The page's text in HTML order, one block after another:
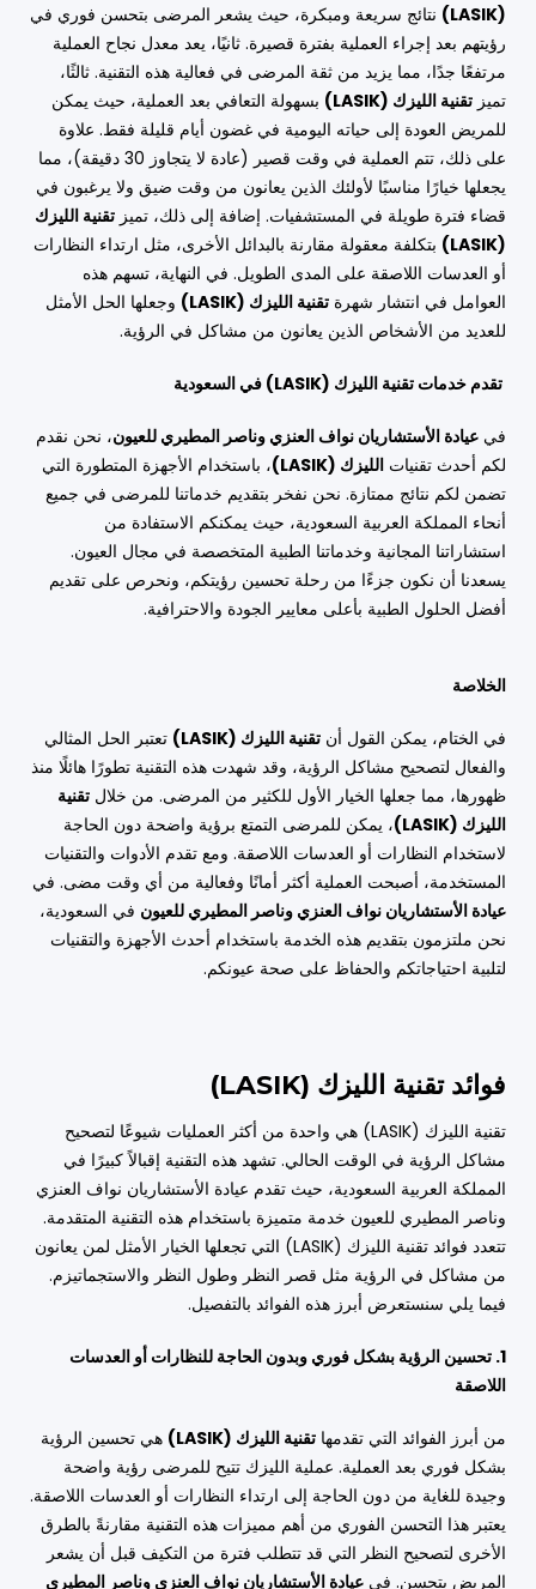
(LASIK)
نتائج سريعة ومبكرة، حيث يشعر المرضى بتحسن فوري في
رؤيتهم بعد إجراء العملية بفترة قصيرة. ثانيًا، يعد معدل نجاح العملية
مرتفعًا جدًا، مما يزيد من ثقة المرضى في فعالية هذه التقنية. ثالثًا،
تميز تقنية الليزك (LASIK)
بسهولة التعافي بعد العملية، حيث يمكن
للمريض العودة إلى حياته اليومية في غضون أيام قليلة فقط. علاوة
على ذلك، تتم العملية في وقت قصير (عادة لا يتجاوز 30 دقيقة)، مما
يجعلها خيارًا مناسبًا لأولئك الذين يعانون من وقت ضيق ولا يرغبون في
قضاء فترة طويلة في المستشفيات. إضافة إلى ذلك، تميز تقنية الليزك
(LASIK)
بتكلفة معقولة مقارنة بالبدائل الأخرى، مثل ارتداء النظارات
أو العدسات اللاصقة على المدى الطويل. في النهاية، تسهم هذه
العوامل في انتشار شهرة تقنية الليزك (LASIK)
وجعلها الحل الأمثل
للعديد من الأشخاص الذين يعانون من مشاكل في الرؤية.
تقدم خدمات تقنية الليزك (LASIK) في السعودية
في عيادة الأستشاريان نواف العنزي وناصر المطيري للعيون، نحن نقدم
لكم أحدث تقنيات الليزك (LASIK)
، باستخدام الأجهزة المتطورة التي
تضمن لكم نتائج ممتازة. نحن نفخر بتقديم خدماتنا للمرضى في جميع
أنحاء المملكة العربية السعودية، حيث يمكنكم الاستفادة من
استشاراتنا المجانية وخدماتنا الطبية المتخصصة في مجال العيون.
يسعدنا أن نكون جزءًا من رحلة تحسين رؤيتكم، ونحرص على تقديم
أفضل الحلول الطبية بأعلى معايير الجودة والاحترافية.
الخلاصة
في الختام، يمكن القول أن تقنية الليزك (LASIK)
تعتبر الحل المثالي
والفعال لتصحيح مشاكل الرؤية، وقد شهدت هذه التقنية تطورًا هائلًا منذ
ظهورها، مما جعلها الخيار الأول للكثير من المرضى. من خلال تقنية
الليزك (LASIK)
، يمكن للمرضى التمتع برؤية واضحة دون الحاجة
لاستخدام النظارات أو العدسات اللاصقة. ومع تقدم الأدوات والتقنيات
المستخدمة، أصبحت العملية أكثر أمانًا وفعالية من أي وقت مضى. في
عيادة الأستشاريان نواف العنزي وناصر المطيري للعيون في السعودية،
نحن ملتزمون بتقديم هذه الخدمة باستخدام أحدث الأجهزة والتقنيات
لتلبية احتياجاتكم والحفاظ على صحة عيونكم.
فوائد تقنية الليزك (LASIK)
تقنية الليزك (LASIK) هي واحدة من أكثر العمليات شيوعًا لتصحيح
مشاكل الرؤية في الوقت الحالي. تشهد هذه التقنية إقبالاً كبيرًا في
المملكة العربية السعودية، حيث تقدم عيادة الأستشاريان نواف العنزي
وناصر المطيري للعيون خدمة متميزة باستخدام هذه التقنية المتقدمة.
تتعدد فوائد تقنية الليزك (LASIK) التي تجعلها الخيار الأمثل لمن يعانون
من مشاكل في الرؤية مثل قصر النظر وطول النظر والاستجماتيزم.
فيما يلي سنستعرض أبرز هذه الفوائد بالتفصيل.
1. تحسين الرؤية بشكل فوري وبدون الحاجة للنظارات أو العدسات
اللاصقة
من أبرز الفوائد التي تقدمها تقنية الليزك (LASIK)
هي تحسين الرؤية
بشكل فوري بعد العملية. عملية الليزك تتيح للمرضى رؤية واضحة
وجيدة للغاية من دون الحاجة إلى ارتداء النظارات أو العدسات اللاصقة.
يعتبر هذا التحسن الفوري من أهم مميزات هذه التقنية مقارنةً بالطرق
الأخرى لتصحيح النظر التي قد تتطلب فترة من التكيف قبل أن يشعر
المريض بتحسن. في عيادة الأستشاريان نواف العنزي وناصر المطيري